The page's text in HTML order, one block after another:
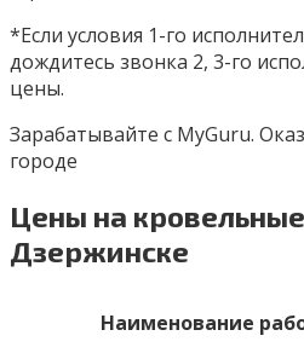
*Если условия 1-го
дождитесь звонка 2, 3-го
цены.
Зарабатывайте с MyGuru.
городе
Цены на
Дзержинске
Наименование